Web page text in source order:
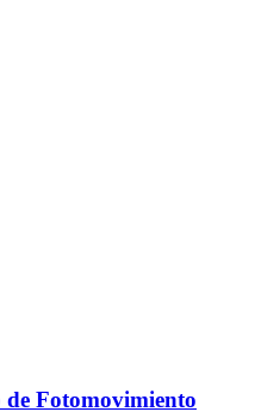
de Fotomovimiento